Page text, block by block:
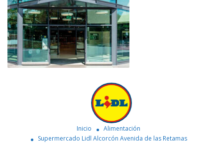
Inicio
Alimentación
Supermercado Lidl Alcorcón Avenida de las Retamas